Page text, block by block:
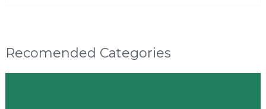
Recomended Categories